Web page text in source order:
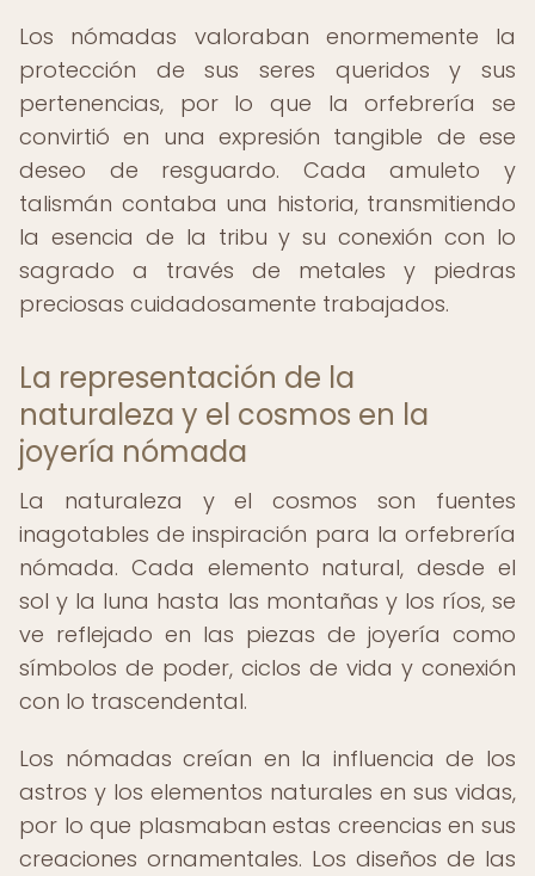
Los nómadas valoraban enormemente la
protección de sus seres queridos y sus
pertenencias, por lo que la orfebrería se
convirtió en una expresión tangible de ese
deseo de resguardo. Cada amuleto y
talismán contaba una historia, transmitiendo
la esencia de la tribu y su conexión con lo
sagrado a través de metales y piedras
preciosas cuidadosamente trabajados.
La representación de la
naturaleza y el cosmos en la
joyería nómada
La naturaleza y el cosmos son fuentes
inagotables de inspiración para la orfebrería
nómada. Cada elemento natural, desde el
sol y la luna hasta las montañas y los ríos, se
ve reflejado en las piezas de joyería como
símbolos de poder, ciclos de vida y conexión
con lo trascendental.
Los nómadas creían en la influencia de los
astros y los elementos naturales en sus vidas,
por lo que plasmaban estas creencias en sus
creaciones ornamentales. Los diseños de las